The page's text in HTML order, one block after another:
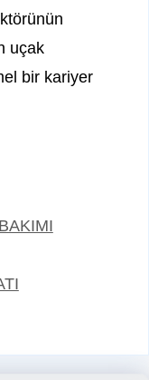
uçak
bir kariyer